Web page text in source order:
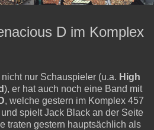
D im Komplex
nicht nur Schauspieler (u.a. High
), er hat auch noch eine Band mit
, welche gestern im Komplex 457
spielt Jack Black an der Seite
traten gestern hauptsächlich als